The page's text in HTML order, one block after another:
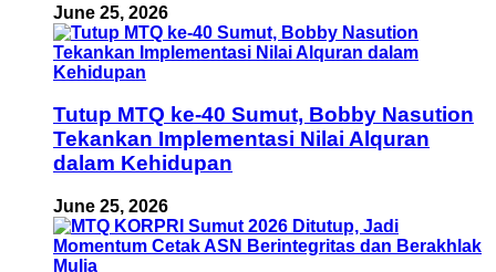
June 25, 2026
Tutup MTQ ke-40 Sumut, Bobby Nasution
Tekankan Implementasi Nilai Alquran
dalam Kehidupan
June 25, 2026